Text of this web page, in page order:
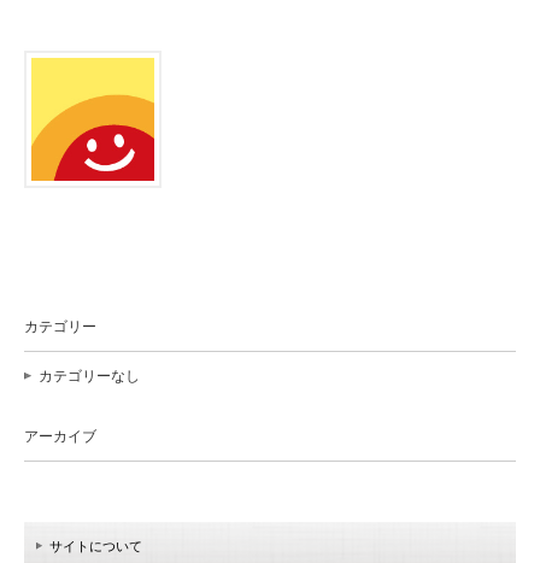
カテゴリー
カテゴリーなし
アーカイブ
サイトについて